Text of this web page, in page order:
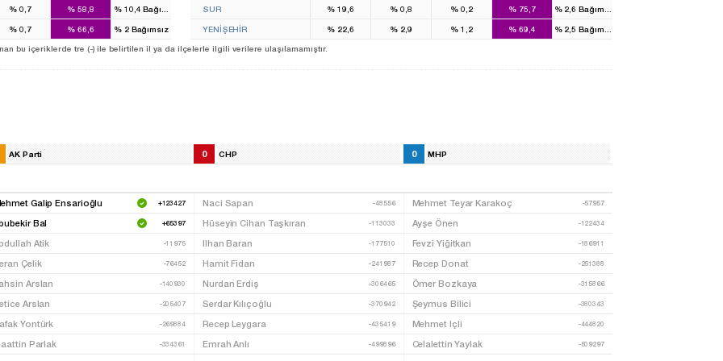
% 0,7 % 58,8 % 10,4Bağımsız
% 0,7 % 66,6 % 2 Bağımsız
SUR % 19,6 % 0,8 % 0,2 % 75,7 %2,6 Bağımsız
YENİŞEHİR % 22,6 % 2,9 % 1,2 % 69,4 %2,5 Bağımsız
bu içeriklerde tre (-) ile belirtilen il ya da ilçelerle ilgili verilere ulaşılamamıştır.
AK Parti 0 CHP 0 MHP
Galip Ensarioğlu +123427 Naci Sapan -48556 Mehmet Teyar Karakoç -57957
Bal +65397 Hüseyin Cihan Taşkıran -113033 Ayşe Önen -122434
Atik -11975 Ilhan Baran -177510 Fevzi Yiğitkan -186911
Çelik -76452 Hamit Fidan -241987 Recep Donat -251388
Arslan -140930 Nurdan Erdiş -306465 Ömer Bozkaya -315866
Arslan -205407 Serdar Kılıçoğlu -370942 Şeymus Bilici -380343
Yontürk -269884 Recep Leygara -435419 Mehmet Içli -444820
Parlak -334361 Emrah Anlı -499896 Celalettin Yaylak -509297